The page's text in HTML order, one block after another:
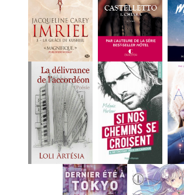
ACCUEIL
LES PLUMES
MES FUTURES
LECTURES
MES CRITIQUES
MES ARTICLES
MARION
MES FUTURES
LECTURES
MES CRITIQUES